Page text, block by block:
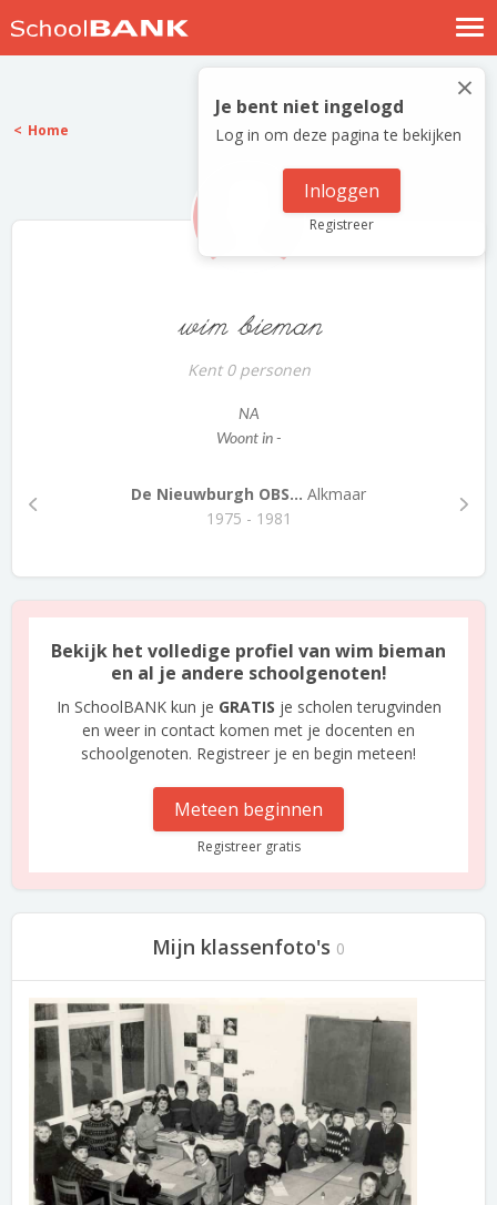
Nostalgische verhalen
Log in
Meld je gratis aan
×
Je bent niet ingelogd
Log in om deze pagina te bekijken
Inloggen
Registreer
Home
wim bieman
Kent 0 personen
NA
Woont in -
De Nieuwburgh OBS... Alkmaar
1975 - 1981
Bekijk het volledige profiel van wim bieman
en al je andere schoolgenoten!
In SchoolBANK kun je GRATIS je scholen terugvinden
en weer in contact komen met je docenten en
schoolgenoten. Registreer je en begin meteen!
Meteen beginnen
Registreer gratis
Mijn klassenfoto's 0